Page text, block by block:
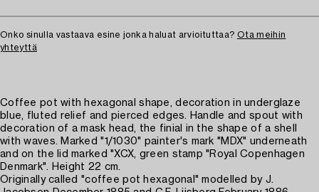
Onko sinulla vastaava esine jonka haluat arvioituttaa? Ota meihin
yhteyttä
Coffee pot with hexagonal shape, decoration in underglaze
blue, fluted relief and pierced edges. Handle and spout with
decoration of a mask head, the finial in the shape of a shell
with waves. Marked "1/1030" painter's mark "MDX" underneath
and on the lid marked "XCX, green stamp "Royal Copenhagen
Denmark". Height 22 cm.
Originally called "coffee pot hexagonal" modelled by J.